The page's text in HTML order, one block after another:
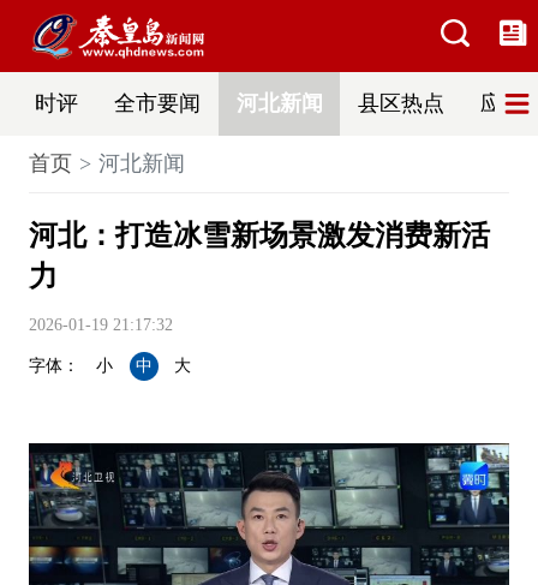
时评 全市要闻 河北新闻 县区热点 应急
首页 河北新闻
河北：打造冰雪新场景激发消费新活
力
2026-01-19 21:17:32
字体： 小 中 大